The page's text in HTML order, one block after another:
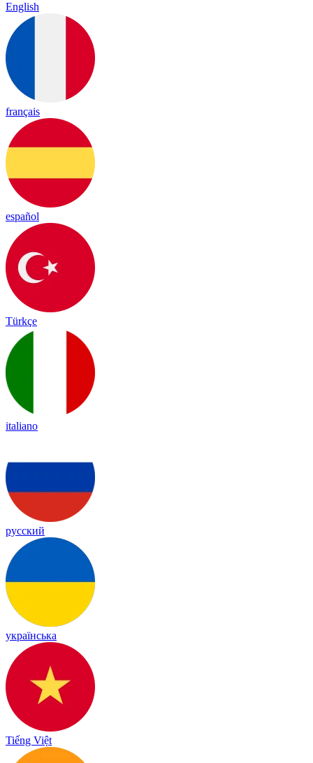
English
français
español
Türkçe
italiano
русский
українська
Tiếng Việt